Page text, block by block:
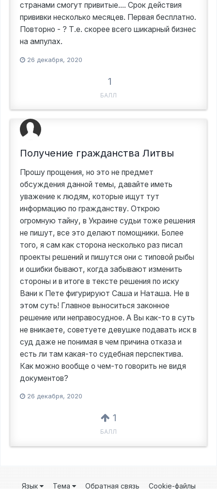
странами смогут привитые.... Срок действия
прививки несколько месяцев. Первая бесплатно.
Повторно - ? Т.е. скорее всего шикарный бизнес
на ампулах.
26 декабря, 2020
1
БАЛЛ
Получение гражданства Литвы
Прошу прощения, но это не предмет
обсуждения данной темы, давайте иметь
уважение к людям, которые ищут тут
информацию по гражданству. Открою
огромную тайну, в Украине судьи тоже решения
не пишут, все это делают помощники. Более
того, я сам как сторона несколько раз писал
проекты решений и пишутся они с типовой рыбы
и ошибки бывают, когда забывают изменить
стороны и в итоге в тексте решения по иску
Вани к Пете фигурируют Саша и Наташа. Не в
этом суть! Главное выноситься законное
решение или неправосудное. А Вы как-то в суть
не вникаете, советуете девушке подавать иск в
суд даже не понимая в чем причина отказа и
есть ли там какая-то судебная перспектива.
Как можно вообще о чем-то говорить не видя
документов?
26 декабря, 2020
1
БАЛЛ
Язык Тема Обратная связь Cookie-файлы